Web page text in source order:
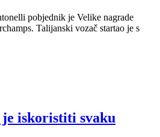
pobjednik je Velike nagrade
Talijanski vozač startao je s
iskoristiti svaku